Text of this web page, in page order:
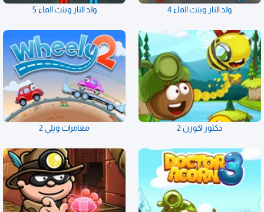
ولد النار وبنت الماء 4 ولد النار وبنت الماء 5
دكتور اكورن 2 مغامرات ويلي 2